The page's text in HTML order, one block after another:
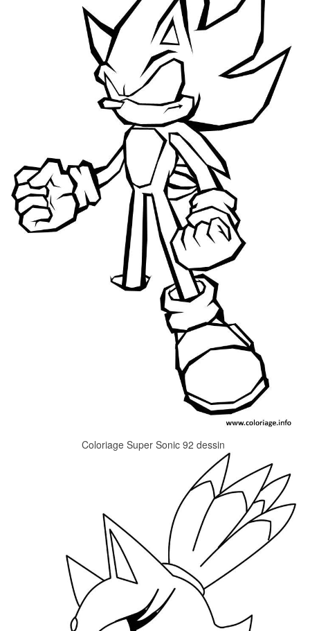
Coloriage Super Sonic 92 dessin